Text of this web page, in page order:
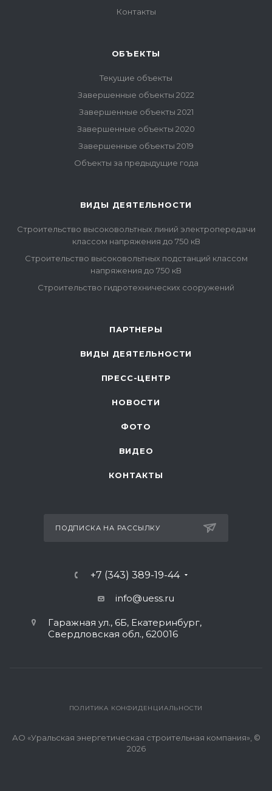
Контакты
ОБЪЕКТЫ
Текущие объекты
Завершенные объекты 2022
Завершенные объекты 2021
Завершенные объекты 2020
Завершенные объекты 2019
Объекты за предыдущие года
ВИДЫ ДЕЯТЕЛЬНОСТИ
Строительство высоковольтных линий электропередачи
классом напряжения до 750 кВ
Строительство высоковольтных подстанций классом
напряжения до 750 кВ
Строительство гидротехнических сооружений
ПАРТНЕРЫ
ВИДЫ ДЕЯТЕЛЬНОСТИ
ПРЕСС-ЦЕНТР
НОВОСТИ
ФОТО
ВИДЕО
КОНТАКТЫ
ПОДПИСКА НА РАССЫЛКУ
+7 (343) 389-19-44
info@uess.ru
Гаражная ул., 6Б, Екатеринбург,
Свердловская обл., 620016
ПОЛИТИКА КОНФИДЕНЦИАЛЬНОСТИ
АО «Уральская энергетическая строительная компания», ©
2026